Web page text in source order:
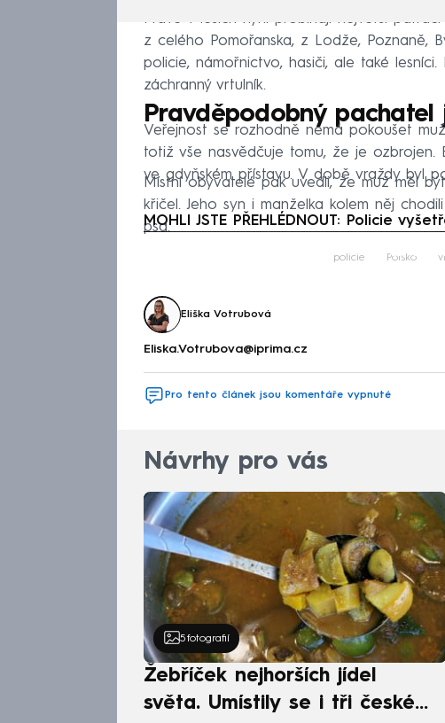
Právě v lesích nyní probíhají největší
z celého Pomořanska, z Lodže, Poznaně,
policie, námořnictvo, hasiči, ale také
záchranný vrtulník.
Pravděpodobný
Veřejnost se rozhodně nemá pokoušet
totiž vše nasvědčuje tomu, že je ozbrojen.
ve gdyňském přístavu. V době vraždy byl
Místní obyvatelé pak uvedli, že muž měl
křičel. Jeho syn i manželka kolem něj
psa.
MOHLI JSTE PŘEHLÉDNOUT: Policie
policie Polsko
Eliška Votrubová
Eliska.Votrubova@iprima.cz
Pro tento článek jsou komentáře vypnuté
Návrhy pro vás
5 fotografií
Žebříček nejhorších jídel
světa. Umístily se i tři české